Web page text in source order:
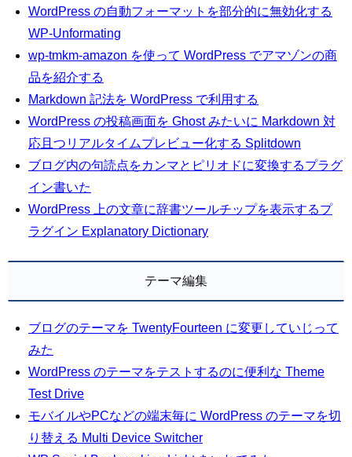
WordPress の自動フォーマットを部分的に無効化する
WP-Unformating
wp-tmkm-amazon を使って WordPress でアマゾンの商
品を紹介する
Markdown 記法を WordPress で利用する
WordPress の投稿画面を Ghost みたいに Markdown 対
応且つリアルタイムプレビュー化する Splitdown
ブログ内の句読点をカンマとピリオドに変換するプラグ
イン書いた
WordPress 上の文章に辞書ツールチップを表示するプ
ラグイン Explanatory Dictionary
テーマ編集
ブログのテーマを TwentyFourteen に変更していじって
みた
WordPress のテーマをテストするのに便利な Theme
Test Drive
モバイルやPCなどの端末毎に WordPress のテーマを切
り替える Multi Device Switcher